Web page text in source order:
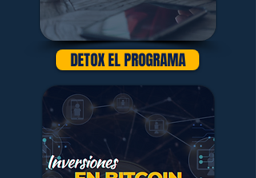
DETOX EL PROGRAMA